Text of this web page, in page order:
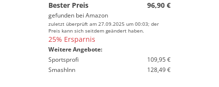
Bester Preis
96,90 €
gefunden bei Amazon
zuletzt überprüft am 27.09.2025 um 00:03; der
Preis kann sich seitdem geändert haben.
25% Ersparnis
Weitere Angebote:
Sportsprofi
109,95 €
SmashInn
128,49 €